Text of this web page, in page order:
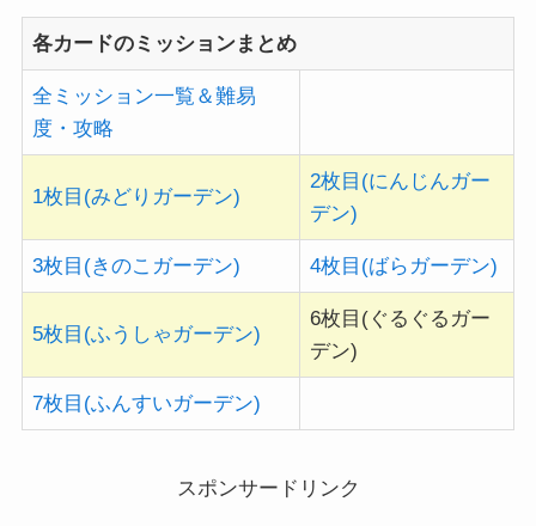
各カードのミッションまとめ
全ミッション一覧＆難易
度・攻略
1枚目(みどりガーデン)
2枚目(にんじんガー
デン)
3枚目(きのこガーデン) 4枚目(ばらガーデン)
5枚目(ふうしゃガーデン)
6枚目(ぐるぐるガー
デン)
7枚目(ふんすいガーデン)
スポンサードリンク